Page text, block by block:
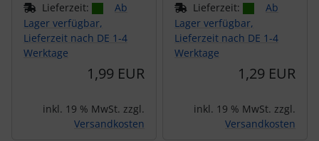
Lieferzeit:
Ab
Lager verfügbar,
Lieferzeit nach DE 1-4
Werktage
1,99 EUR
inkl. 19 % MwSt. zzgl.
Versandkosten
Lieferzeit:
Ab
Lager verfügbar,
Lieferzeit nach DE 1-4
Werktage
1,29 EUR
inkl. 19 % MwSt. zzgl.
Versandkosten